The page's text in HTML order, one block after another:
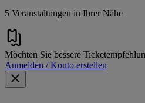
5 Veranstaltungen in Ihrer Nähe
Möchten Sie bessere
Anmelden / Konto erstellen